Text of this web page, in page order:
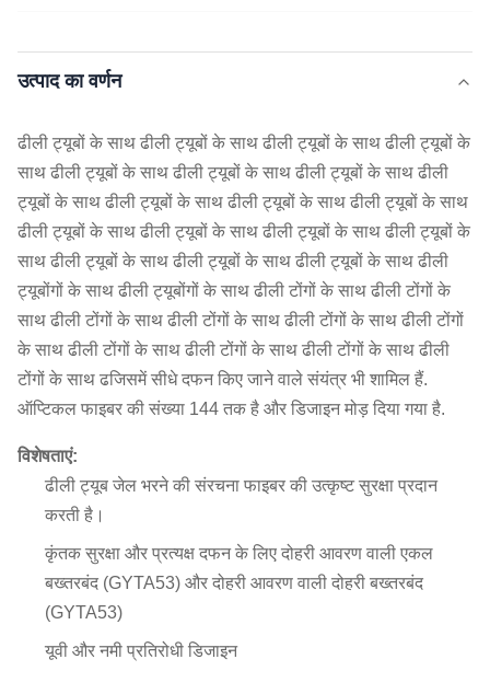
उत्पाद का वर्णन
ढीली ट्यूबों के साथ ढीली ट्यूबों के साथ ढीली ट्यूबों के साथ ढीली ट्यूबों के
साथ ढीली ट्यूबों के साथ ढीली ट्यूबों के साथ ढीली ट्यूबों के साथ ढीली
ट्यूबों के साथ ढीली ट्यूबों के साथ ढीली ट्यूबों के साथ ढीली ट्यूबों के साथ
ढीली ट्यूबों के साथ ढीली ट्यूबों के साथ ढीली ट्यूबों के साथ ढीली ट्यूबों के
साथ ढीली ट्यूबों के साथ ढीली ट्यूबों के साथ ढीली ट्यूबों के साथ ढीली
ट्यूबोंगों के साथ ढीली ट्यूबोंगों के साथ ढीली टोंगों के साथ ढीली टोंगों के
साथ ढीली टोंगों के साथ ढीली टोंगों के साथ ढीली टोंगों के साथ ढीली टोंगों
के साथ ढीली टोंगों के साथ ढीली टोंगों के साथ ढीली टोंगों के साथ ढीली
टोंगों के साथ ढजिसमें सीधे दफन किए जाने वाले संयंत्र भी शामिल हैं.
ऑप्टिकल फाइबर की संख्या 144 तक है और डिजाइन मोड़ दिया गया है.
विशेषताएं:
ढीली ट्यूब जेल भरने की संरचना फाइबर की उत्कृष्ट सुरक्षा प्रदान
करती है।
कृंतक सुरक्षा और प्रत्यक्ष दफन के लिए दोहरी आवरण वाली एकल
बख्तरबंद (GYTA53) और दोहरी आवरण वाली दोहरी बख्तरबंद
(GYTA53)
यूवी और नमी प्रतिरोधी डिजाइन